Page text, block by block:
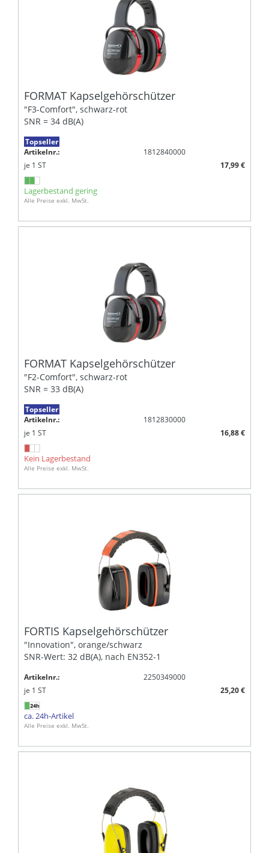
FORMAT Kapselgehörschützer
"F3-Comfort", schwarz-rot
SNR = 34 dB(A)
Topseller
Artikelnr.:
1812840000
je 1 ST 17,99 €
Lagerbestand gering
Alle Preise exkl. MwSt.
FORMAT Kapselgehörschützer
"F2-Comfort", schwarz-rot
SNR = 33 dB(A)
Topseller
Artikelnr.:
1812830000
je 1 ST 16,88 €
Kein Lagerbestand
Alle Preise exkl. MwSt.
FORTIS Kapselgehörschützer
"Innovation", orange/schwarz
SNR-Wert: 32 dB(A), nach EN352-1
Artikelnr.:
2250349000
je 1 ST 25,20 €
ca. 24h-Artikel
Alle Preise exkl. MwSt.